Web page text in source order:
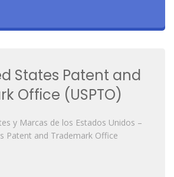
States Patent and
Office (USPTO)
y Marcas de los Estados Unidos –
Patent and Trademark Office